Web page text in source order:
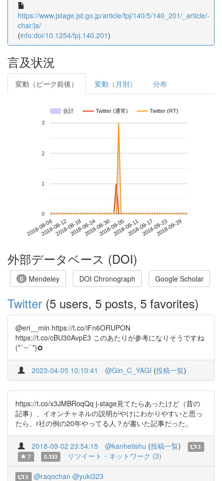
https://www.jstage.jst.go.jp/article/fpj/140/5/140_201/_article/-
char/ja/
(info:doi/10.1254/fpj.140.201)
言及状況
変動（ピーク前後） 変動（月別） 分布
合計 Twitter (通常) Twitter (RT)
2018-08-062018-08-122018-08-182018-08-242018-08-302018-09-052018-09-112018-09-172018-09-232018-09-29
0
1
2
3
外部データベース (DOI)
0 Mendeley DOI Chronograph Google Scholar
Twitter (5 users, 5 posts, 5 favorites)
@eri__min https://t.co/iFn6ORUPON
https://t.co/cBU30AvpE3 このあたりが参考になりそうですね
(*´︶`*)✿
2023-04-05 10:10:41 @Gin_C_YAGI (投稿一覧)
https://t.co/x3JMBRoqQq j-stage見てたらあったけど（昔の
記事）、イオンチャネルの説明がやけにわかりやすいと思っ
たら、r社の例の20年やってる人？が書いた記事だった。
2018-09-02 23:54:15 @kanhetishu (投稿一覧)
3
7
0.333 リツイート・ネットワーク (3)
3 @raqochan @yuki323